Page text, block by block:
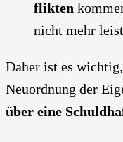
flik­ten
nicht mehr
Daher ist es
Neu­ord­nung der
über eine